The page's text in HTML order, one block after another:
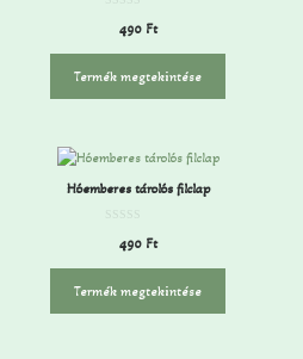
5
b
l
490 Ft
Termék megtekintése
Hóemberes tárolós filclap
5
b
l
490 Ft
Termék megtekintése